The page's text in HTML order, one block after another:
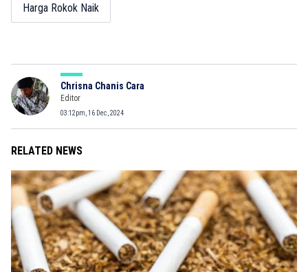
Harga Rokok Naik
Chrisna Chanis Cara
Editor
03:12pm, 16 Dec, 2024
RELATED NEWS